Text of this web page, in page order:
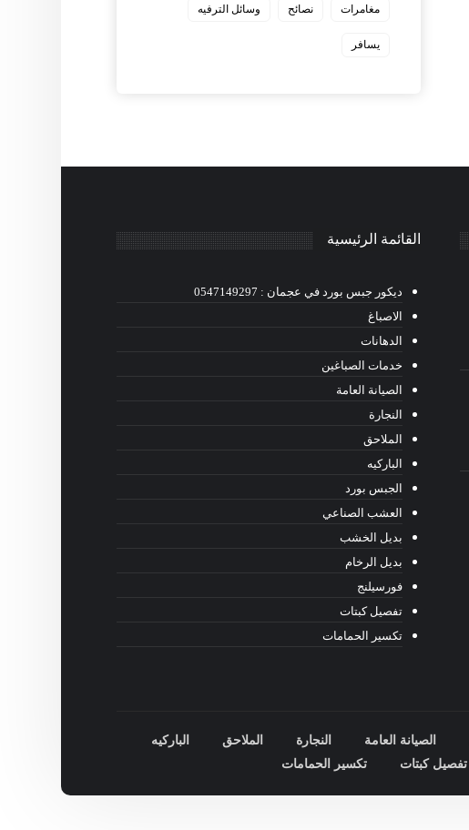
مغامرات نصائح وسائل الترفيه
يسافر
القائمة الرئيسية
ديكور جبس بورد في عجمان : 0547149297
الاصباغ
الدهانات
خدمات الصباغين
الصيانة العامة
النجارة
الملاحق
الباركيه
الجبس بورد
العشب الصناعي
بديل الخشب
بديل الرخام
فورسيلنج
تفصيل كبتات
تكسير الحمامات
الصيانة العامة النجارة الملاحق
الباركيه
تفصيل كبتات تكسير الحمامات